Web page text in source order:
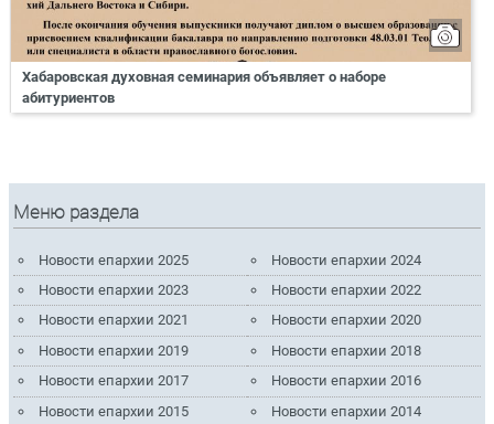
Хабаровская духовная семинария объявляет о наборе
абитуриентов
Меню раздела
Новости епархии 2025
Новости епархии 2024
Новости епархии 2023
Новости епархии 2022
Новости епархии 2021
Новости епархии 2020
Новости епархии 2019
Новости епархии 2018
Новости епархии 2017
Новости епархии 2016
Новости епархии 2015
Новости епархии 2014